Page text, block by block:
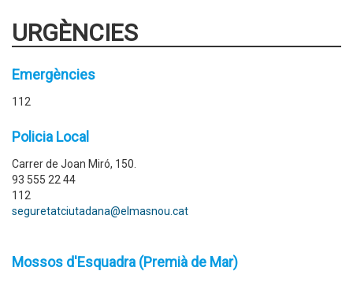
URGÈNCIES
Emergències
112
Policia Local
Carrer de Joan Miró, 150.
93 555 22 44
112
seguretatciutadana@elmasnou.cat
Mossos d'Esquadra (Premià de Mar)